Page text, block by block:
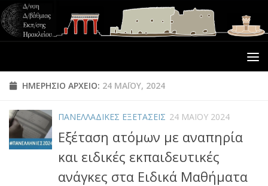
ΗΜΕΡΉΣΙΟ ΑΡΧΕΊΟ: 24 ΜΑΪ́ΟΥ, 2024
ΠΑΝΕΛΛΑΔΙΚΕΣ ΕΞΕΤΑΣΕΙΣ 24 ΜΑΪ́ΟΥ 2024
Εξέταση ατόμων με αναπηρία
και ειδικές εκπαιδευτικές
ανάγκες στα Ειδικά Μαθήματα